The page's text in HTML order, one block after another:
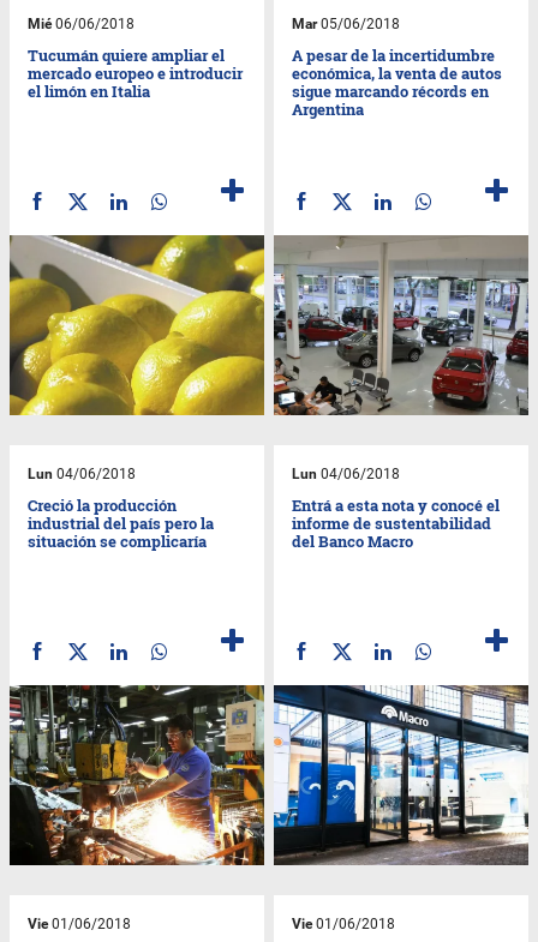
Mié06/06/2018
Tucumán quiere ampliar el
mercado europeo e introducir
el limón en Italia
Mar05/06/2018
A pesar de la incertidumbre
económica, la venta de autos
sigue marcando récords en
Argentina
Lun 04/06/2018
Creció la producción
industrial del país pero la
situación se complicaría
Lun 04/06/2018
Entrá a esta nota y conocé el
informe de sustentabilidad
del Banco Macro
Vie01/06/2018 Vie01/06/2018